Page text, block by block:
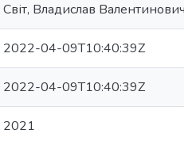
Світ, Владислав Валентинович
2022-04-09T10:40:39Z
2022-04-09T10:40:39Z
2021